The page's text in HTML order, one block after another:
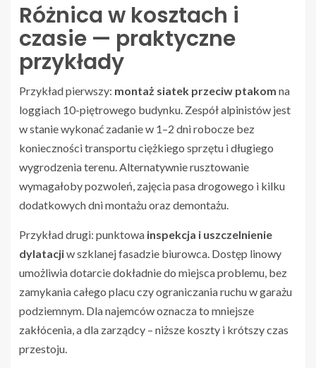
Różnica w kosztach i
czasie — praktyczne
przykłady
Przykład pierwszy: montaż siatek przeciw ptakom na
loggiach 10-piętrowego budynku. Zespół alpinistów jest
w stanie wykonać zadanie w 1–2 dni robocze bez
konieczności transportu ciężkiego sprzętu i długiego
wygrodzenia terenu. Alternatywnie rusztowanie
wymagałoby pozwoleń, zajęcia pasa drogowego i kilku
dodatkowych dni montażu oraz demontażu.
Przykład drugi: punktowa inspekcja i uszczelnienie
dylatacjiw szklanej fasadzie biurowca. Dostęp linowy
umożliwia dotarcie dokładnie do miejsca problemu, bez
zamykania całego placu czy ograniczania ruchu w garażu
podziemnym. Dla najemców oznacza to mniejsze
zakłócenia, a dla zarządcy – niższe koszty i krótszy czas
przestoju.